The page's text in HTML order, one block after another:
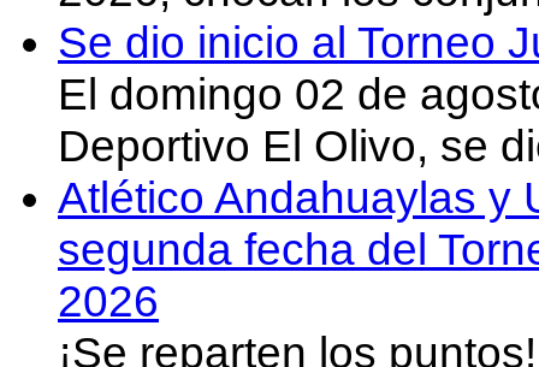
Se dio inicio al Torneo
El domingo 02 de
Deportivo El Olivo, se
Atlético Andahuaylas y
segunda fecha del
2026
¡Se reparten los